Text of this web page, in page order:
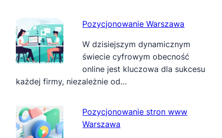
Pozycjonowanie Warszawa
W dzisiejszym dynamicznym
świecie cyfrowym obecność
online jest kluczowa dla sukcesu
każdej firmy, niezależnie od…
Pozycjonowanie stron www
Warszawa